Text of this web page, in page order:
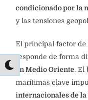
condicionado por la
y las tensiones
El principal factor de
responde de forma
en Medio Oriente. El
marítimas clave
internacionales de la